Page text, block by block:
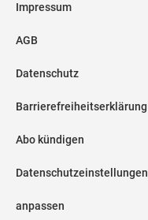
Impressum
AGB
Datenschutz
Barrierefreiheitserklärung
Abo kündigen
Datenschutzeinstellungen
anpassen